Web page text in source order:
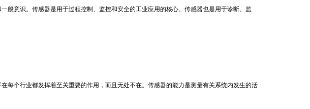
般意识。传感器是用于过程控制、监控和安全的工业应用的核心。传感器也是用于诊断、监
每个行业都发挥着至关重要的作用，而且无处不在。传感器的能力是测量有关系统内发生的活